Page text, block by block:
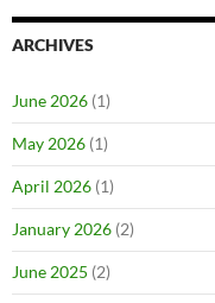
ARCHIVES
June 2026 (1)
May 2026 (1)
April 2026 (1)
January 2026 (2)
June 2025 (2)